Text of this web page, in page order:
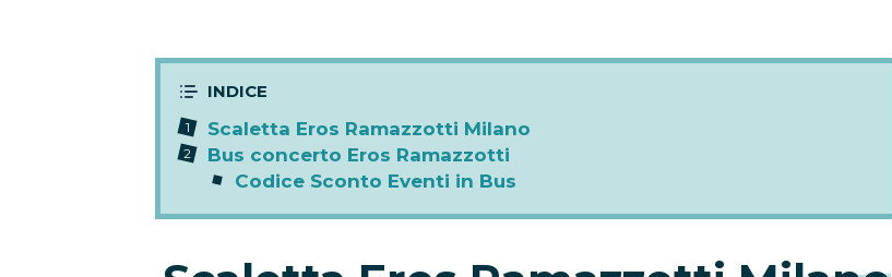
Scaletta Eros Ramazzotti Milano
Bus concerto Eros Ramazzotti
Codice Sconto Eventi in Bus